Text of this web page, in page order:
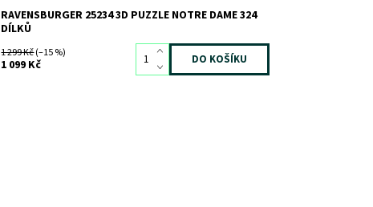
RAVENSBURGER 25234 3D PUZZLE NOTRE DAME 324
DÍLKŮ
1 299 Kč(–15 %)
1 099 Kč